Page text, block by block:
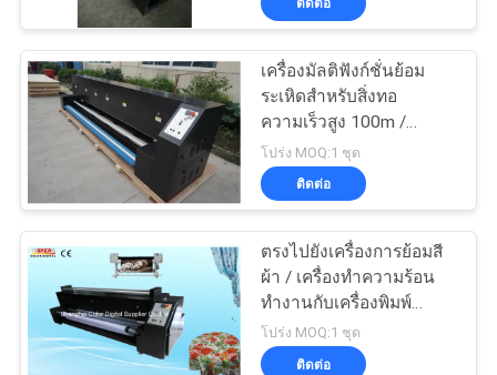
ทัวร์
โรงงาน
ควบคุม
คุณภาพ
ติดต่อ
ติดต่อ
เครื่องมัลติฟังก์ชั่นย้อม
ระเหิดสำหรับสิ่งทอ
ความเร็วสูง 100m /
ชั่วโมง
โปร่ง MOQ:1 ชุด
ติดต่อ
ตรงไปยังเครื่องการย้อมสี
ผ้า / เครื่องทำความร้อน
ทำงานกับเครื่องพิมพ์
Piezo
โปร่ง MOQ:1 ชุด
ติดต่อ